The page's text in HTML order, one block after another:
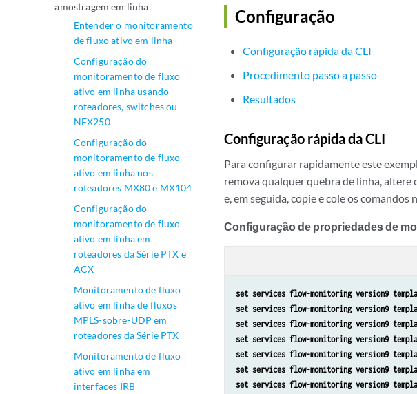
amostragem em linha
Entender o monitoramento
de fluxo ativo em linha
Configuração do
monitoramento de fluxo
ativo em linha usando
roteadores, switches ou
NFX250
Configuração do
monitoramento de fluxo
ativo em linha nos
roteadores MX80 e MX104
Configuração do
monitoramento de fluxo
ativo em linha em
roteadores da Série PTX e
ACX
Monitoramento de fluxo
ativo em linha de fluxos
MPLS-sobre-UDP em
roteadores da Série PTX
Monitoramento de fluxo
ativo em linha em
interfaces IRB
Configuração
Configuração rápida da CLI
Procedimento passo a passo
Resultados
Configuração rápida da CLI
Para configurar rapidamente este
remova qualquer quebra de linha, altere
e, em seguida, copie e cole os
Configuração de propriedades de
set services flow-monitoring version9
set services flow-monitoring version9
set services flow-monitoring version9
set services flow-monitoring version9
set services flow-monitoring version9
set services flow-monitoring version9
set services flow-monitoring version9